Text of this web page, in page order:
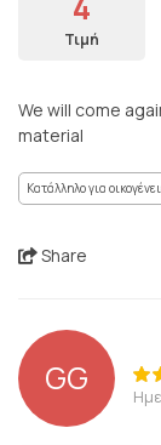
Τιμή
We will come
material
Κατάλληλο για
Share
GG